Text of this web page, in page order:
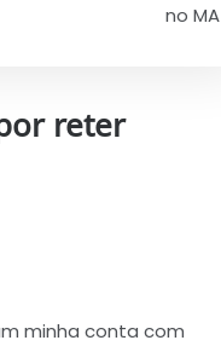
no MA
reter
minha conta com